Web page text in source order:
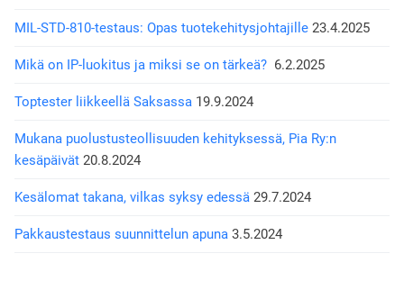
MIL-STD-810-testaus: Opas tuotekehitysjohtajille 23.4.2025
Mikä on IP-luokitus ja miksi se on tärkeä? 6.2.2025
Toptester liikkeellä Saksassa 19.9.2024
Mukana puolustusteollisuuden kehityksessä, Pia Ry:n
kesäpäivät 20.8.2024
Kesälomat takana, vilkas syksy edessä 29.7.2024
Pakkaustestaus suunnittelun apuna 3.5.2024